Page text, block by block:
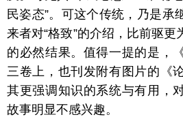
民姿态”。可这个传统，乃是承
来者对“格致”的介绍，比前驱
的必然结果。值得一提的是，
三卷上，也刊发附有图片的《
其更强调知识的系统与有用，
故事明显不感兴趣。